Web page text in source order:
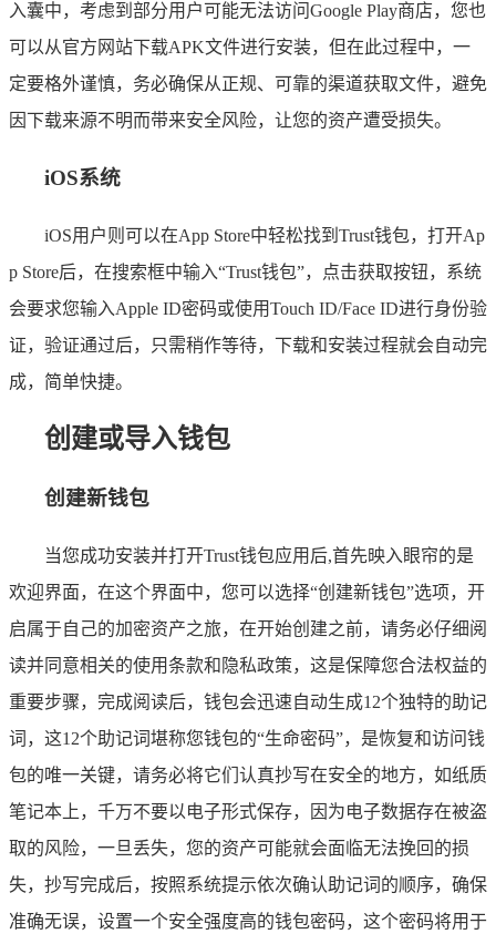
入囊中，考虑到部分用户可能无法访问Google Play商店，您也
可以从官方网站下载APK文件进行安装，但在此过程中，一
定要格外谨慎，务必确保从正规、可靠的渠道获取文件，避免
因下载来源不明而带来安全风险，让您的资产遭受损失。
iOS系统
iOS用户则可以在App Store中轻松找到Trust钱包，打开Ap
p Store后，在搜索框中输入“Trust钱包”，点击获取按钮，系统
会要求您输入Apple ID密码或使用Touch ID/Face ID进行身份验
证，验证通过后，只需稍作等待，下载和安装过程就会自动完
成，简单快捷。
创建或导入钱包
创建新钱包
当您成功安装并打开Trust钱包应用后,首先映入眼帘的是
欢迎界面，在这个界面中，您可以选择“创建新钱包”选项，开
启属于自己的加密资产之旅，在开始创建之前，请务必仔细阅
读并同意相关的使用条款和隐私政策，这是保障您合法权益的
重要步骤，完成阅读后，钱包会迅速自动生成12个独特的助记
词，这12个助记词堪称您钱包的“生命密码”，是恢复和访问钱
包的唯一关键，请务必将它们认真抄写在安全的地方，如纸质
笔记本上，千万不要以电子形式保存，因为电子数据存在被盗
取的风险，一旦丢失，您的资产可能就会面临无法挽回的损
失，抄写完成后，按照系统提示依次确认助记词的顺序，确保
准确无误，设置一个安全强度高的钱包密码，这个密码将用于